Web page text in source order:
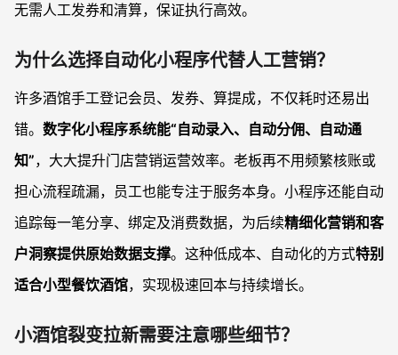
无需人工发券和清算，保证执行高效。
为什么选择自动化小程序代替人工营销？
许多酒馆手工登记会员、发券、算提成，不仅耗时还易出
错。 数字化小程序系统能“自动录入、自动分佣、自动通
知”，大大提升门店营销运营效率。老板再不用频繁核账或
担心流程疏漏，员工也能专注于服务本身。小程序还能自动
追踪每一笔分享、绑定及消费数据，为后续精细化营销和客
户洞察提供原始数据支撑。这种低成本、自动化的方式特别
适合小型餐饮酒馆，实现极速回本与持续增长。
小酒馆裂变拉新需要注意哪些细节？